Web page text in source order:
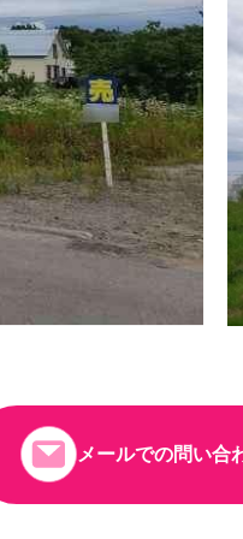
メールでの問い合